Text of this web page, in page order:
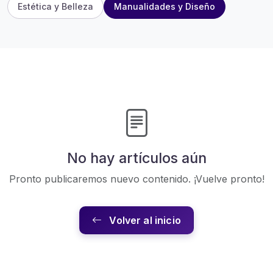
Estética y Belleza Manualidades y Diseño
No hay artículos aún
Pronto publicaremos nuevo contenido. ¡Vuelve pronto!
Volver al inicio